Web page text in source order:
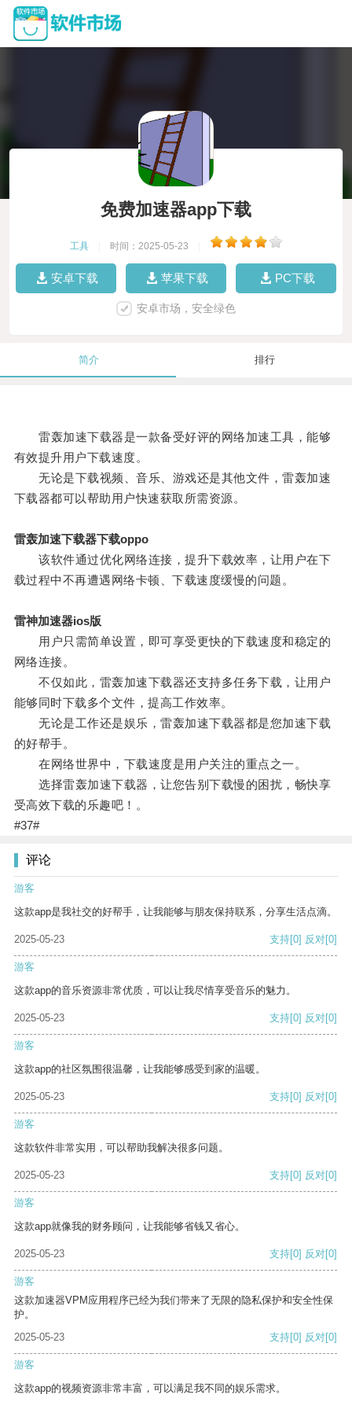
免费加速器app下载
工具 时间：2025-05-23
安卓下载 苹果下载 PC下载
安卓市场，安全绿色
简介 排行
雷轰加速下载器是一款备受好评的网络加速工具，能够
有效提升用户下载速度。
无论是下载视频、音乐、游戏还是其他文件，雷轰加速
下载器都可以帮助用户快速获取所需资源。
雷轰加速下载器下载oppo
该软件通过优化网络连接，提升下载效率，让用户在下
载过程中不再遭遇网络卡顿、下载速度缓慢的问题。
雷神加速器ios版
用户只需简单设置，即可享受更快的下载速度和稳定的
网络连接。
不仅如此，雷轰加速下载器还支持多任务下载，让用户
能够同时下载多个文件，提高工作效率。
无论是工作还是娱乐，雷轰加速下载器都是您加速下载
的好帮手。
在网络世界中，下载速度是用户关注的重点之一。
选择雷轰加速下载器，让您告别下载慢的困扰，畅快享
受高效下载的乐趣吧！。
#37#
评论
游客
这款app是我社交的好帮手，让我能够与朋友保持联系，分享生活点滴。
2025-05-23 支持[0] 反对[0]
游客
这款app的音乐资源非常优质，可以让我尽情享受音乐的魅力。
2025-05-23 支持[0] 反对[0]
游客
这款app的社区氛围很温馨，让我能够感受到家的温暖。
2025-05-23 支持[0] 反对[0]
游客
这款软件非常实用，可以帮助我解决很多问题。
2025-05-23 支持[0] 反对[0]
游客
这款app就像我的财务顾问，让我能够省钱又省心。
2025-05-23 支持[0] 反对[0]
游客
这款加速器VPM应用程序已经为我们带来了无限的隐私保护和安全性保
护。
2025-05-23
支持[0] 反对[0]
游客
这款app的视频资源非常丰富，可以满足我不同的娱乐需求。